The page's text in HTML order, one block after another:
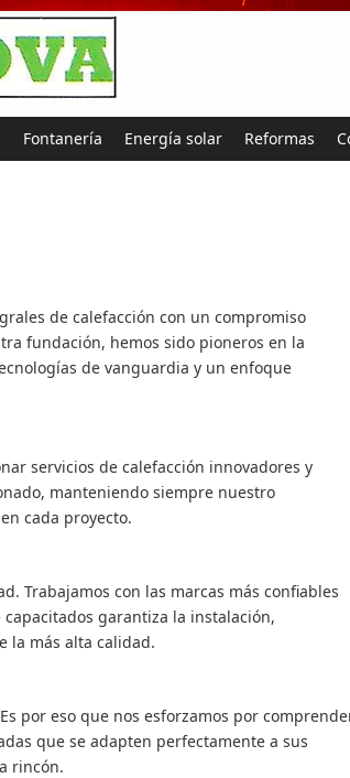
Fontanería Energía solar Reformas
de calefacción con un compromiso
fundación, hemos sido pioneros en la
de vanguardia y un enfoque
servicios de calefacción innovadores y
manteniendo siempre nuestro
cada proyecto.
Trabajamos con las marcas más confiables
garantiza la instalación,
la más alta calidad.
por eso que nos esforzamos por
que se adapten perfectamente a sus
rincón.